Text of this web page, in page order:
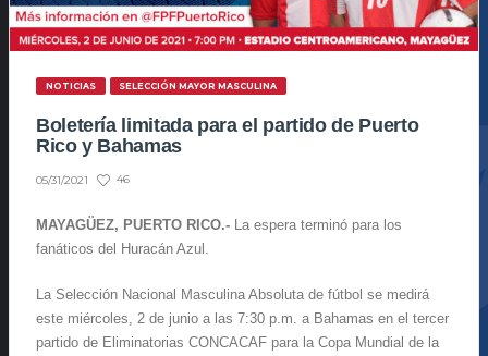
NOTICIAS SELECCIÓN MAYOR MASCULINA
Boletería limitada para el partido de Puerto
Rico y Bahamas
05/31/2021 46
MAYAGÜEZ, PUERTO RICO.- La espera terminó para los
fanáticos del Huracán Azul.
La Selección Nacional Masculina Absoluta de fútbol se medirá
este miércoles, 2 de junio a las 7:30 p.m. a Bahamas en el tercer
partido de Eliminatorias CONCACAF para la Copa Mundial de la